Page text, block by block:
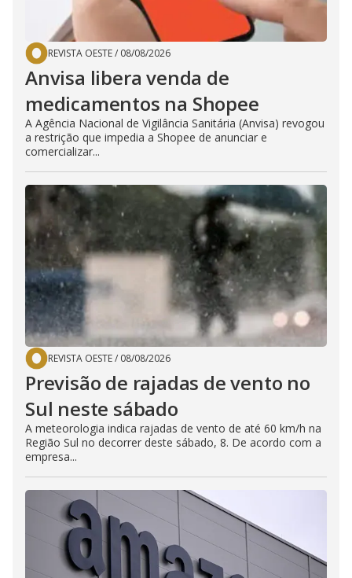
REVISTA OESTE/ 08/08/2026
Anvisa libera venda de
medicamentos na Shopee
A Agência Nacional de Vigilância Sanitária (Anvisa) revogou
a restrição que impedia a Shopee de anunciar e
comercializar...
REVISTA OESTE/ 08/08/2026
Previsão de rajadas de vento no
Sul neste sábado
A meteorologia indica rajadas de vento de até 60 km/h na
Região Sul no decorrer deste sábado, 8. De acordo com a
empresa...